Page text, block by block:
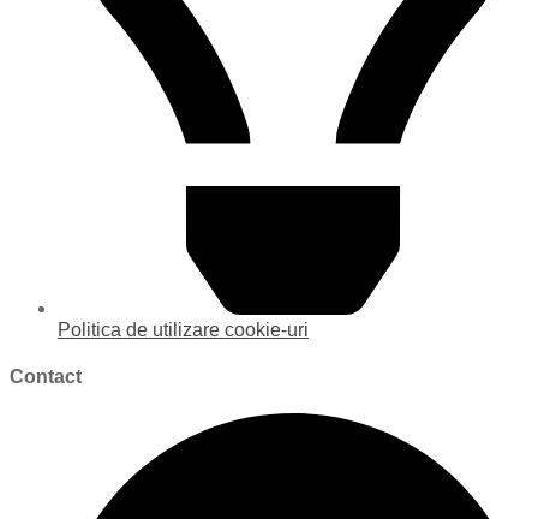
Politica de utilizare cookie-uri
Contact